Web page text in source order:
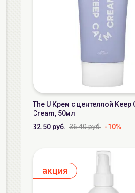
The U Крем с центеллой Keep
Cream, 50мл
32.50 руб. 36.40 руб. -10%
aкция